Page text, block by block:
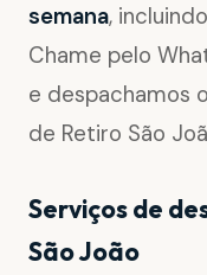
semana,
Chame pelo
e despachamos
de Retiro São
Serviços de
São João